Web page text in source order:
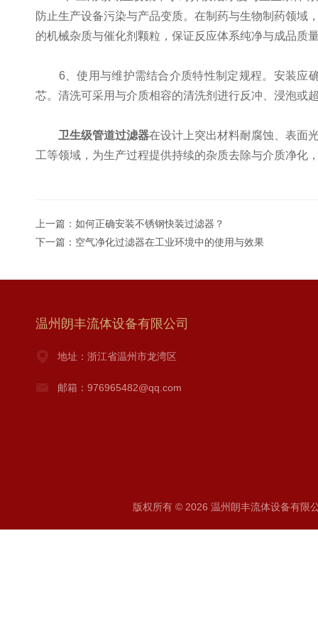
防止生产设备污染与产品变质。在制药与生物制药领域
的机械杂质与催化剂颗粒，保证反应体系纯净与成品质
6、使用与维护需结合介质特性制定规程。安装应确
芯。清洗可采用与介质相容的清洗剂进行反冲、浸泡或
卫生级管道过滤器在设计上突出材料耐腐蚀、表面
工等领域，为生产过程提供持续的杂质去除与介质净化
上一篇： 如何正确安装不锈钢快装过滤器？
下一篇： 空气净化过滤器在工业环境中的使用与效果
温州朗丰流体设备有限公司
地址：浙江省温州市龙湾区
邮箱：976965482@qq.com
版权所有 © 2026 温州朗丰流体设备有限